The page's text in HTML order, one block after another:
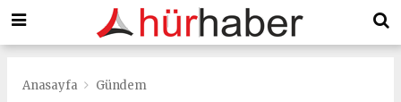
Anasayfa Gündem